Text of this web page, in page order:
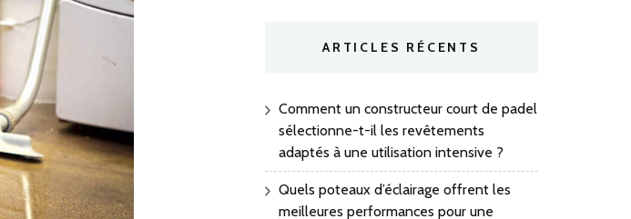
ARTICLES RÉCENTS
Comment un constructeur court de padel
sélectionne-t-il les revêtements
adaptés à une utilisation intensive ?
Quels poteaux d’éclairage offrent les
meilleures performances pour une